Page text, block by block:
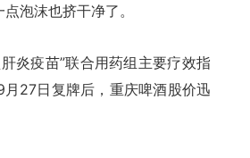
泡沫也挤干净了。
疫苗”联合用药组主要疗效指
27日复牌后，重庆啤酒股价迅